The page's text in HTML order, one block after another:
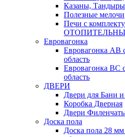
Казаны, Тандыры
Полезные мелочи
Печи с
Евровагонка
Евровагонка АВ
область
Евровагонка ВС
область
ДВЕРИ
Двери для Бани
Коробка Дверная
Двери
Доска пола
Доска пола 28 мм